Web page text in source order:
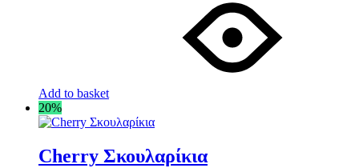
Add to basket
20%
Cherry Σκουλαρίκια